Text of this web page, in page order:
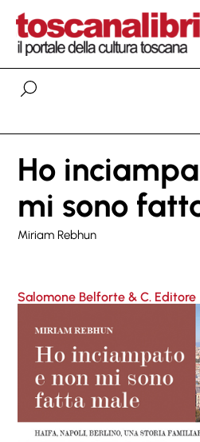
Ho
mi sono
Miriam Rebhun
Salomone Belforte & C. Editore